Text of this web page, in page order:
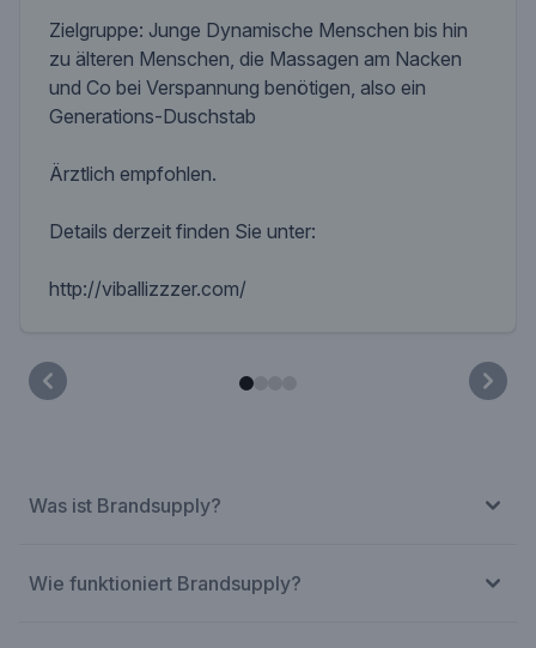
Zielgruppe: Junge Dynamische Menschen bis hin
zu älteren Menschen, die Massagen am Nacken
und Co bei Verspannung benötigen, also ein
Generations-Duschstab
Ärztlich empfohlen.
Details derzeit finden Sie unter:
http://viballizzzer.com/
Was ist Brandsupply?
Wie funktioniert Brandsupply?